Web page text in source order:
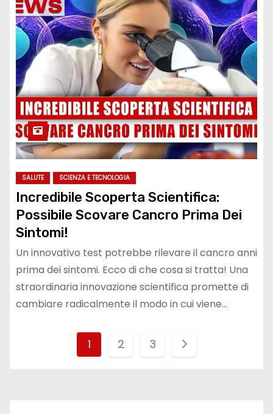
SALUTE SCIENZA E TECNOLOGIA
Incredibile Scoperta Scientifica:
Possibile Scovare Cancro Prima Dei
Sintomi!
Un innovativo test potrebbe rilevare il cancro anni
prima dei sintomi. Ecco di che cosa si tratta! Una
straordinaria innovazione scientifica promette di
cambiare radicalmente il modo in cui viene…
1 2 3